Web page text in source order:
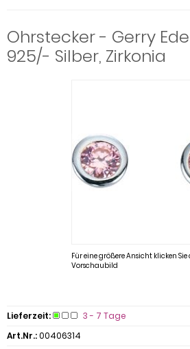
Ohrstecker - Gerry Eder
925/- Silber, Zirkonia
Für eine größere Ansicht klicken
Vorschaubild
Lieferzeit:
3 - 7 Tage
Art.Nr.:00406314